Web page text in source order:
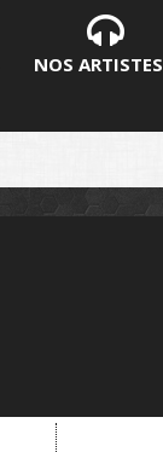
NOS ARTISTES